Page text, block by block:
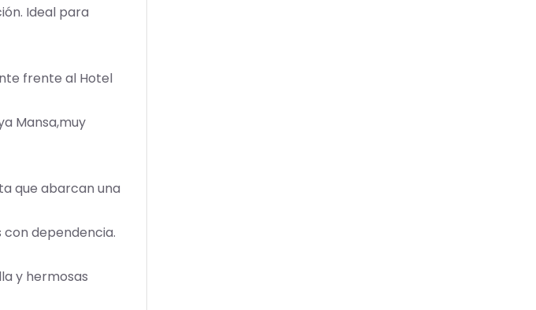
Ideal para
frente al Hotel
Mansa,muy
que abarcan una
con dependencia.
y hermosas